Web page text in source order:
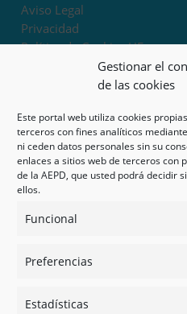
Gestionar el
de las cookies
Este portal web utiliza cookies
terceros con fines analíticos
ni ceden datos personales sin su
enlaces a sitios web de terceros con
de la AEPD, que usted podrá decidir
ellos.
Funcional
Preferencias
Estadísticas
Aviso Legal
Privacidad
Política de Cookies UE
Términos y condiciones
Exoneración de
Mapa del sitio
Mi cuenta
Tienda
Psicología en Murcia
Guías
Redes sociales
Instagram